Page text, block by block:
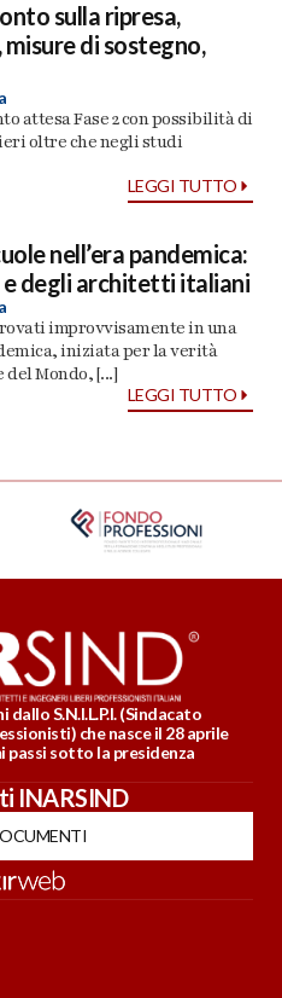
sulla ripresa,
di sostegno,
attesa Fase 2 con possibilità di
oltre che negli studi
LEGGI TUTTO
nell’era pandemica:
degli architetti italiani
improvvisamente in una
iniziata per la verità
Mondo, [...]
LEGGI TUTTO
S.N.I.L.P.I. (Sindacato
che nasce il 28 aprile
passi sotto la presidenza
INARSIND